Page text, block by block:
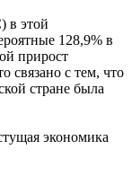
в этой
128,9% в
прирост
связано с тем, что
стране была
экономика